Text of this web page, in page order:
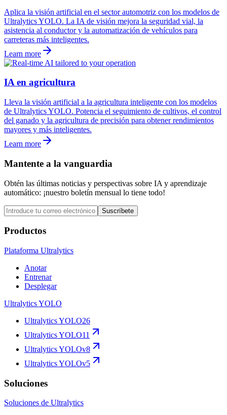
Aplica la visión artificial en el sector automotriz con los modelos de
Ultralytics YOLO. La IA de visión mejora la seguridad vial, la
asistencia al conductor y la automatización de vehículos para
carreteras más inteligentes.
Learn more
IA en agricultura
Lleva la visión artificial a la agricultura inteligente con los modelos
de Ultralytics YOLO. Potencia el seguimiento de cultivos, el control
del ganado y la agricultura de precisión para obtener rendimientos
mayores y más inteligentes.
Learn more
Mantente a la vanguardia
Obtén las últimas noticias y perspectivas sobre IA y aprendizaje
automático: ¡nuestro boletín mensual lo tiene todo!
Suscríbete
Productos
Plataforma Ultralytics
Anotar
Entrenar
Desplegar
Ultralytics YOLO
Ultralytics YOLO26
Ultralytics YOLO11
Ultralytics YOLOv8
Ultralytics YOLOv5
Soluciones
Soluciones de Ultralytics